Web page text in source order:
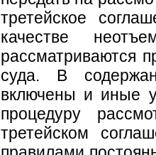
третейское
качестве
рассматриваются
суда. В
включены и иные
процедуру
третейском